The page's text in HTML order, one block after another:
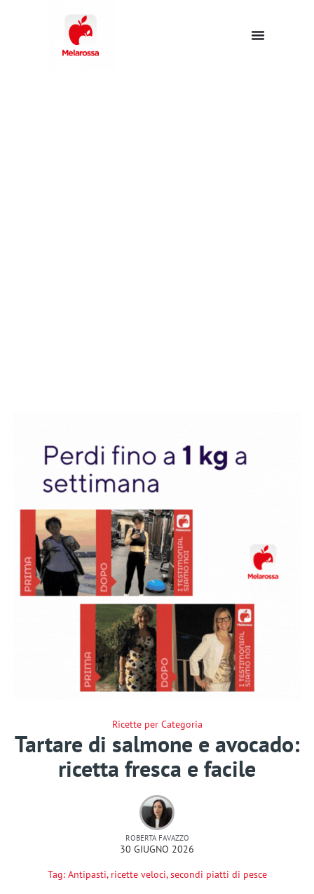
Ricette per Categoria
Tartare di salmone e avocado:
ricetta fresca e facile
ROBERTA FAVAZZO
30 GIUGNO 2026
Tag: Antipasti, ricette veloci,secondi piatti di pesce